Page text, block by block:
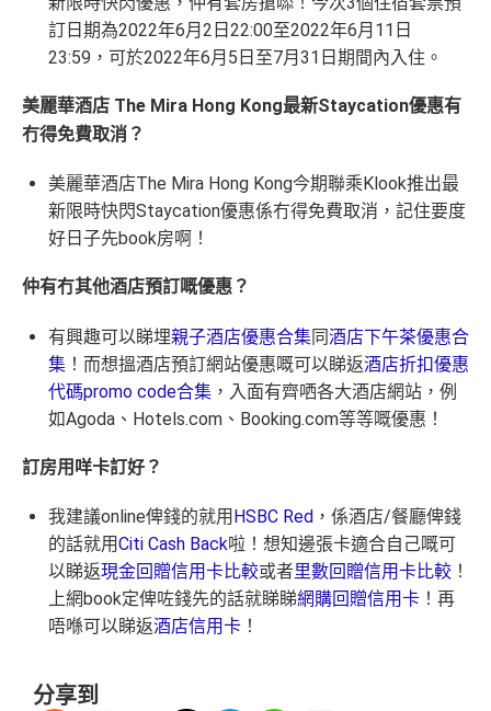
訂日期為2022年6月2日22:00至2022年6月11日
23:59，可於2022年6月5日至7月31日期間內入住。
美麗華酒店 The Mira Hong Kong最新Staycation優惠有
冇得免費取消？
美麗華酒店The Mira Hong Kong今期聯乘Klook推出最
新限時快閃Staycation優惠係冇得免費取消，記住要度
好日子先book房啊！
仲有冇其他酒店預訂嘅優惠？
有興趣可以睇埋親子酒店優惠合集同酒店下午茶優惠合
集 ！而想搵酒店預訂網站優惠嘅可以睇返酒店折扣優惠
代碼promo code合集 ，入面有齊哂各大酒店網站，例
如Agoda、Hotels.com、Booking.com等等嘅優惠！
訂房用咩卡訂好？
我建議online俾錢的就用 HSBC Red ，係酒店/餐廳俾錢
的話就用Citi Cash Back啦！想知邊張卡適合自己嘅可
以睇返現金回贈信用卡比較或者里數回贈信用卡比較 ！
上網book定俾咗錢先的話就睇睇網購回贈信用卡 ！再
唔喺可以睇返酒店信用卡 ！
分享到